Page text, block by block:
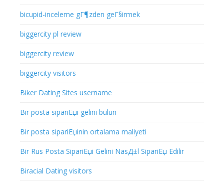
bicupid-inceleme gГ¶zden geГ§irmek
biggercity pl review
biggercity review
biggercity visitors
Biker Dating Sites username
Bir posta sipariЕџi gelini bulun
Bir posta sipariЕџinin ortalama maliyeti
Bir Rus Posta SipariЕџi Gelini NasД±l SipariЕџ Edilir
Biracial Dating visitors